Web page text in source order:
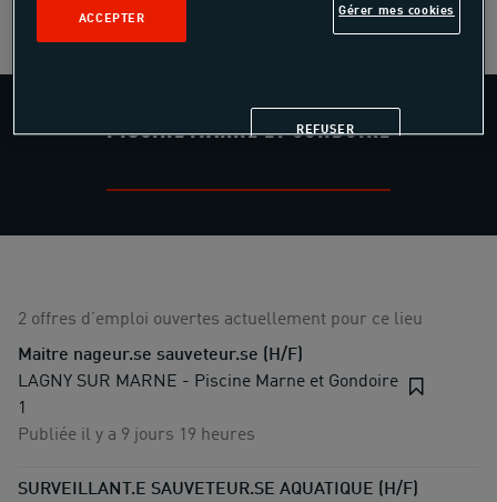
PISCINE MARNE ET GONDOIRE
2 offres d’emploi ouvertes actuellement pour ce lieu
Maitre nageur.se sauveteur.se (H/F)
LAGNY SUR MARNE - Piscine Marne et Gondoire
1
Publiée il y a 9 jours 19 heures
SURVEILLANT.E SAUVETEUR.SE AQUATIQUE (H/F)
Gérer mes cookies
REFUSER
ACCEPTER